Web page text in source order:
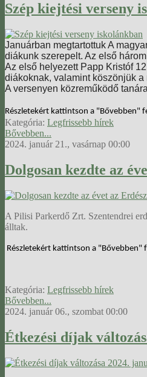
Szép kiejtési verseny
Januárban megtartottuk A
diákunk szerepelt. Az első
Az első helyezett Papp Kristóf
diákoknak, valamint köszönjük
A versenyen közreműködő
Részletekért kattintson a "Bővebben"
Kategória: Legfrissebb hírek
Bővebben...
2024. január 21., vasárnap 00:00
Dolgosan kezdte az
A Pilisi Parkerdő Zrt. Szentendrei
álltak.
Részletekért kattintson a "Bővebben"
Kategória: Legfrissebb hírek
Bővebben...
2024. január 06., szombat 00:00
Étkezési díjak